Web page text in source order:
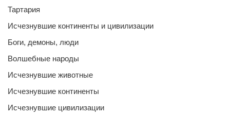
Тартария
Исчезнувшие континенты и цивилизации
Боги, демоны, люди
Волшебные народы
Исчезнувшие животные
Исчезнувшие континенты
Исчезнувшие цивилизации